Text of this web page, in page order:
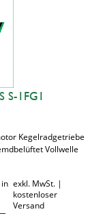
S-1FG1
Kegelradgetriebe
Vollwelle
exkl. MwSt. |
kostenloser
Versand